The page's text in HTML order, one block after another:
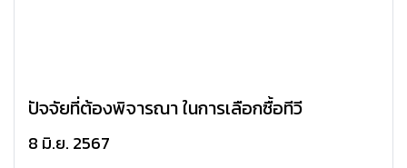
ปัจจัยที่ต้องพิจารณา ในการเลือกซื้อทีวี
8 มิ.ย. 2567